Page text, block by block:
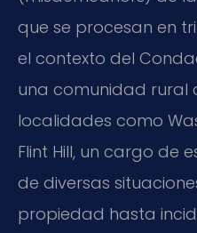
que se procesan en
el contexto del
una comunidad rural
localidades como
Flint Hill, un cargo de
de diversas
propiedad hasta